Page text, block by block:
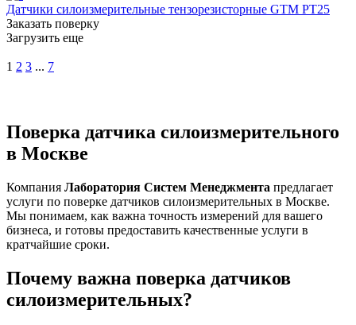
Датчики силоизмерительные тензорезисторные GTM PT25
Заказать поверку
Загрузить еще
1 2 3 ... 7
Поверка датчика силоизмерительного
в Москве
Компания Лаборатория Систем Менеджмента предлагает
услуги по поверке датчиков силоизмерительных в Москве.
Мы понимаем, как важна точность измерений для вашего
бизнеса, и готовы предоставить качественные услуги в
кратчайшие сроки.
Почему важна поверка датчиков
силоизмерительных?